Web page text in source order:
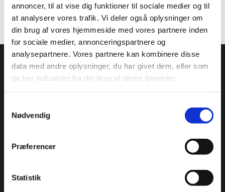
annoncer, til at vise dig funktioner til sociale medier og til
at analysere vores trafik. Vi deler også oplysninger om
din brug af vores hjemmeside med vores partnere inden
for sociale medier, annonceringspartnere og
analysepartnere. Vores partnere kan kombinere disse
data med andre oplysninger, du har givet dem, eller som
de har indsamlet fra din brug af deres tjenester.
Nødvendig
Præferencer
Statistik
overfladen mod fugtighed.
Opbevaring: 5C. tørt og mørkt.
Condi ApS
Condi leverer idag et bredt sortiment af
conditorivarer/emballage til Konditorier, Konfekture, Hotel &
Roskildevej 30, 2620 Albertslund
CVR 38233165